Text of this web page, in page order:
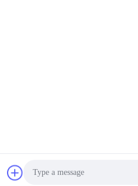
Precision Product Co., Ltd. .